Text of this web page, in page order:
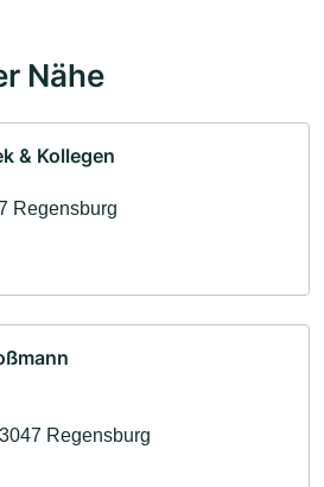
Nähe
& Kollegen
Regensburg
Regensburg